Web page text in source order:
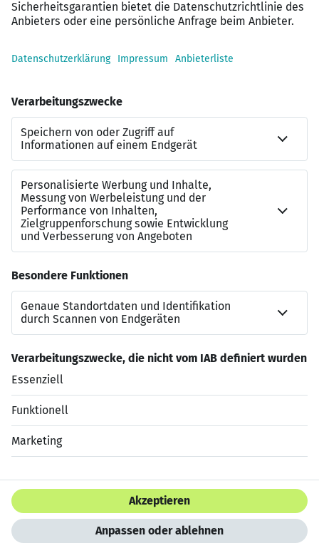
Attraktive Vergütung und Sozialleistungen
Moderne Arbeitsumgebung im Herzen von Bad
Interessiert?
Der Masterplan für Ihre Karriere: Wir finden genau den
Job, der zu Ihnen passt. Jetzt auf “Zur Arbeitgeber-
Website” klicken! Wir freuen uns über die Bewerbung
von Menschen, die zur Vielfalt unseres Unternehmens
beitragen.
Kontakt zu uns
Dominik Stauch
jobs-wiesbaden@dis-ag.com
+49 611 996060
Datenschutzerklärung